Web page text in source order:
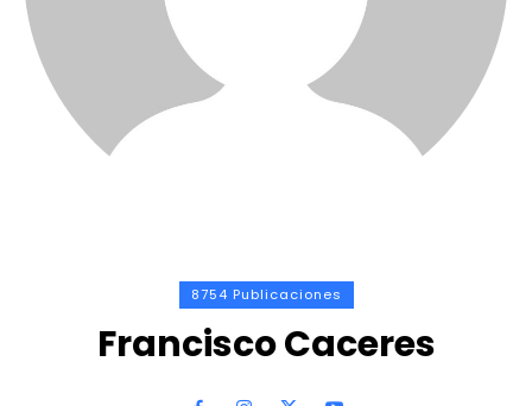
8754 Publicaciones
Francisco Caceres